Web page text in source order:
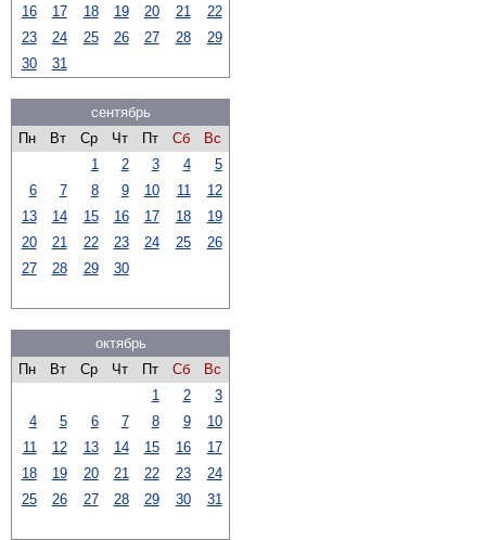
16
17 18 19 20 21
22
23
24 25 26 27 28
29
30
31
сентябрь
Пн
Вт Ср Чт Пт Сб
Вс
1
2 3 4
5
6
7 8 9 10 11
12
13
14 15 16 17 18
19
20
21 22 23 24 25
26
27
28 29 30
октябрь
Пн
Вт Ср Чт Пт Сб
Вс
1
2
3
4
5 6 7 8 9
10
11
12 13 14 15 16
17
18
19 20 21 22 23
24
25
26 27 28 29 30 31